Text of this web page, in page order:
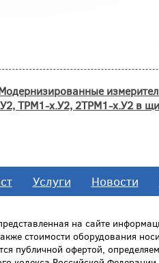
ТРМ1-х.У2, 2ТРМ1-х.У2 в
Услуги Новости
на сайте
стоимости оборудования
публичной офертой,